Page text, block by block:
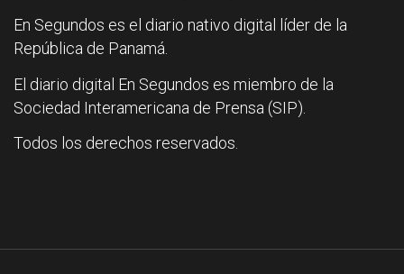
En Segundos es el diario nativo digital líder de la
República de Panamá.
El diario digital En Segundos es miembro de la
Sociedad Interamericana de Prensa (SIP).
Todos los derechos reservados.